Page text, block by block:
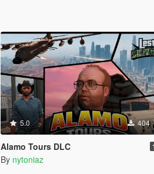
5.0 404
Alamo Tours DLC
By nytoniaz